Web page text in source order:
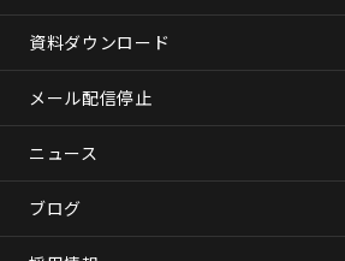
資料ダウンロード
メール配信停止
ニュース
ブログ